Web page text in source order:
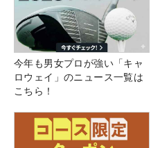
今年も男女プロが強い「キャ
ロウェイ」のニュース一覧は
こちら！